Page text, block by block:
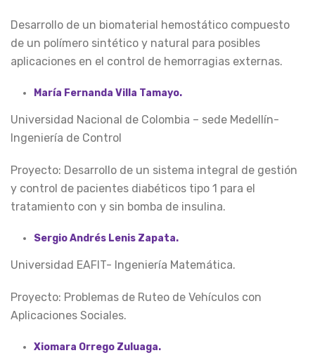
Desarrollo de un biomaterial hemostático compuesto
de un polímero sintético y natural para posibles
aplicaciones en el control de hemorragias externas.
María Fernanda Villa Tamayo.
Universidad Nacional de Colombia – sede Medellín-
Ingeniería de Control
Proyecto: Desarrollo de un sistema integral de gestión
y control de pacientes diabéticos tipo 1 para el
tratamiento con y sin bomba de insulina.
Sergio Andrés Lenis Zapata.
Universidad EAFIT- Ingeniería Matemática.
Proyecto: Problemas de Ruteo de Vehículos con
Aplicaciones Sociales.
Xiomara Orrego Zuluaga.